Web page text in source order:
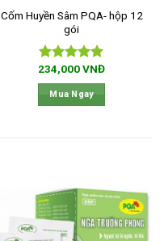
Cốm Huyền Sâm PQA- hộp 12
gói
Được xếp
hạng5.00
5 sao
234,000VNĐ
Mua Ngay